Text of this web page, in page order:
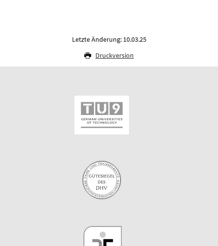
Letzte Änderung: 10.03.25
Druckversion